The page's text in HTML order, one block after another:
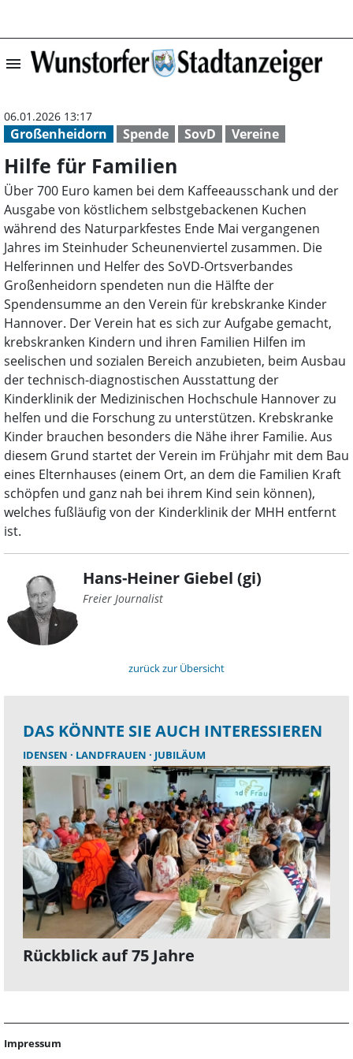
menu Hilfe für
Großenheidorn Spende SovD Vereine
06.01.2026 13:17
Hilfe für Familien
Über 700 Euro kamen bei dem Kaffeeausschank und der
Ausgabe von köstlichem selbstgebackenen Kuchen
während des Naturparkfestes Ende Mai vergangenen
Jahres im Steinhuder Scheunenviertel zusammen. Die
Helferinnen und Helfer des SoVD-Ortsverbandes
Großenheidorn spendeten nun die Hälfte der
Spendensumme an den Verein für krebskranke Kinder
Hannover. Der Verein hat es sich zur Aufgabe gemacht,
krebskranken Kindern und ihren Familien Hilfen im
seelischen und sozialen Bereich anzubieten, beim Ausbau
der technisch-diagnostischen Ausstattung der
Kinderklinik der Medizinischen Hochschule Hannover zu
helfen und die Forschung zu unterstützen. Krebskranke
Kinder brauchen besonders die Nähe ihrer Familie. Aus
diesem Grund startet der Verein im Frühjahr mit dem Bau
eines Elternhauses (einem Ort, an dem die Familien Kraft
schöpfen und ganz nah bei ihrem Kind sein können),
welches fußläufig von der Kinderklinik der MHH entfernt
ist.
Hans-Heiner Giebel (gi)
Freier Journalist
zurück zur Übersicht
DAS KÖNNTE SIE AUCH INTERESSIEREN
IDENSEN LANDFRAUEN JUBILÄUM
Rückblick auf 75 Jahre
Impressum